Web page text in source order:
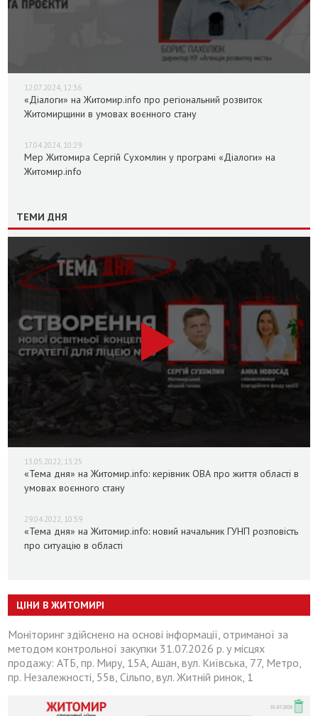
12.07.2024, 12:36
«Діалоги» на Житомир.info про регіональний розвиток
Житомирщини в умовах воєнного стану
17.04.2024, 10:29
Мер Житомира Сергій Сухомлин у програмі «Діалоги» на
Житомир.info
ТЕМИ ДНЯ
13.05.2022, 13:25
«Тема дня» на Житомир.info: керівник ОВА про життя області в
умовах воєнного стану
29.04.2022, 10:59
«Тема дня» на Житомир.info: новий начальник ГУНП розповість
про ситуацію в області
ЦІНИ В ЖИТОМИРІ
Моніторинг здійснено на основі інформації, отриманої за
методом контрольної закупки 31.07.2026 р. у місцях
продажу: АТБ, пр. Миру, 15А, Ашан, вул. Київська, 77, Метро,
пр. Незалежності, 55в, Сільпо, вул. Житній ринок, 1